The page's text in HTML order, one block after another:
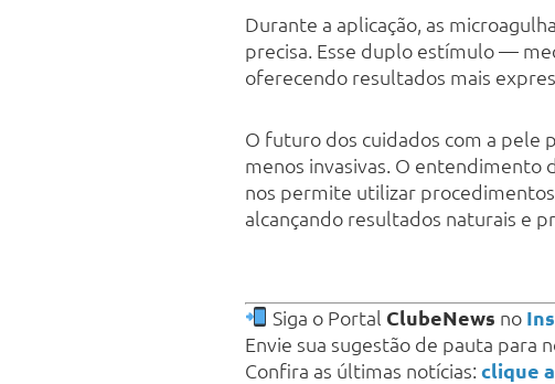
Durante a aplicação, as
precisa. Esse duplo estímulo —
oferecendo resultados mais
O futuro dos cuidados com a pele
menos invasivas. O entendimento
nos permite utilizar
alcançando resultados naturais e
Siga o Portal ClubeNews no
Envie sua sugestão de pauta para
Confira as últimas notícias: clique